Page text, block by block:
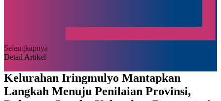
Selengkapnya
Detail Artikel
Kelurahan Iringmulyo Mantapkan
Langkah Menuju Penilaian Provinsi,